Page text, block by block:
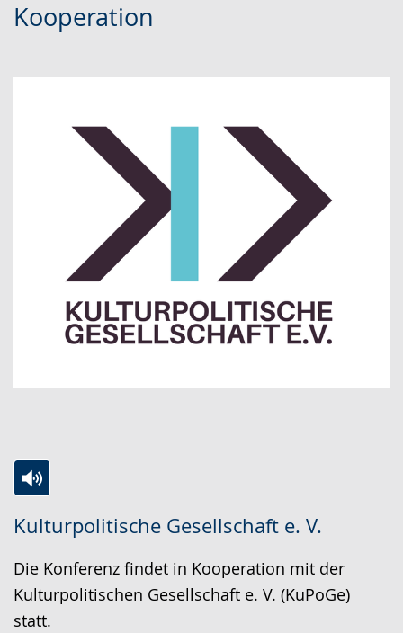
Kooperation
Kulturpolitische Gesellschaft e. V.
Leichten
Sprache
wechseln.
Audio-
Unterstützung.
Video
in
Deutscher
Gebärdensprache
Die Konferenz findet in Kooperation mit der
Kulturpolitischen Gesellschaft e. V. (KuPoGe)
statt.